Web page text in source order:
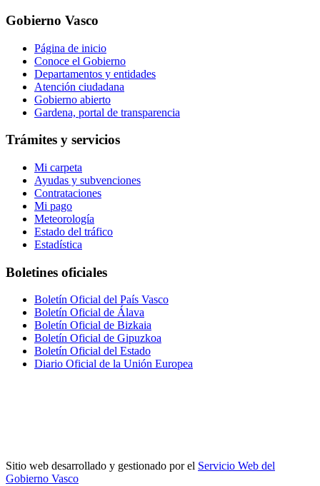
Gobierno Vasco
Página de inicio
Conoce el Gobierno
Departamentos y entidades
Atención ciudadana
Gobierno abierto
Gardena, portal de transparencia
Trámites y servicios
Mi carpeta
Ayudas y subvenciones
Contrataciones
Mi pago
Meteorología
Estado del tráfico
Estadística
Boletines oficiales
Boletín Oficial del País Vasco
Boletín Oficial de Álava
Boletín Oficial de Bizkaia
Boletín Oficial de Gipuzkoa
Boletín Oficial del Estado
Diario Oficial de la Unión Europea
Sitio web desarrollado y gestionado por el Servicio Web del
Gobierno Vasco